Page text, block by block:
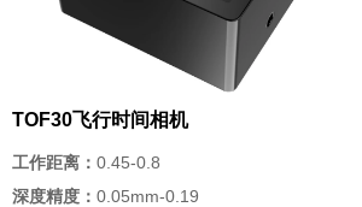
TOF30飞行时间相机
工作距离： 0.45-0.8
深度精度： 0.05mm-0.19